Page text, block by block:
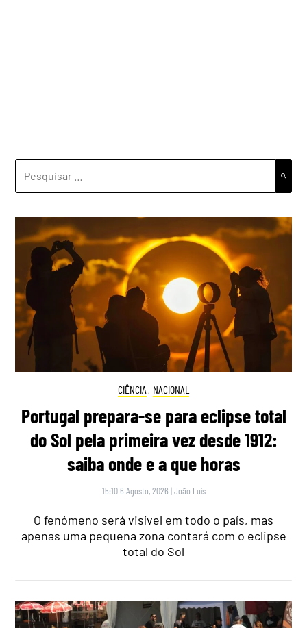
CIÊNCIA , NACIONAL
Portugal prepara-se para eclipse total
do Sol pela primeira vez desde 1912:
saiba onde e a que horas
15:10 6 Agosto, 2026 |João Luís
O fenómeno será visível em todo o país, mas
apenas uma pequena zona contará com o eclipse
total do Sol